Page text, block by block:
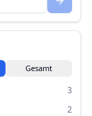
Gesamt
3
2